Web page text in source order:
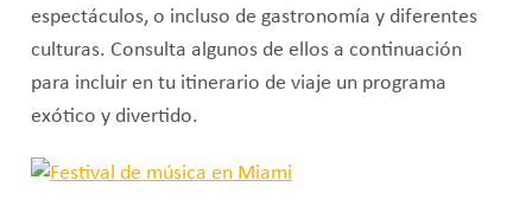
espectáculos, o incluso de gastronomía y diferentes
culturas. Consulta algunos de ellos a continuación
para incluir en tu itinerario de viaje un programa
exótico y divertido.